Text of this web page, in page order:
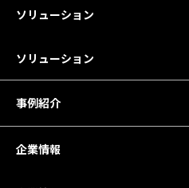
ソリューション
ソリューション
事例紹介
企業情報